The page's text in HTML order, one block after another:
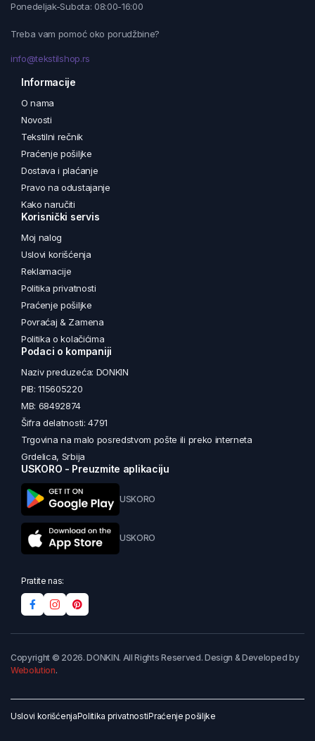
Ponedeljak-Subota: 08:00-16:00
Treba vam pomoć oko porudžbine?
info@tekstilshop.rs
Informacije
O nama
Novosti
Tekstilni rečnik
Praćenje pošiljke
Dostava i plaćanje
Pravo na odustajanje
Kako naručiti
Korisnički servis
Moj nalog
Uslovi korišćenja
Reklamacije
Politika privatnosti
Praćenje pošiljke
Povraćaj & Zamena
Politika o kolačićima
Podaci o kompaniji
Naziv preduzeća: DONKIN
PIB: 115605220
MB: 68492874
Šifra delatnosti: 4791
Trgovina na malo posredstvom pošte ili preko interneta
Grdelica, Srbija
USKORO - Preuzmite aplikaciju
USKORO
USKORO
Pratite nas:
Copyright © 2026. DONKIN. All Rights Reserved. Design & Developed by
Webolution.
Uslovi korišćenjaPolitika privatnostiPraćenje pošiljke